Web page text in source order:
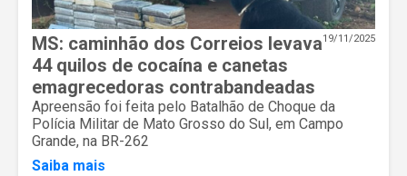
19/11/2025
MS: caminhão dos Correios levava
44 quilos de cocaína e canetas
emagrecedoras contrabandeadas
Apreensão foi feita pelo Batalhão de Choque da
Polícia Militar de Mato Grosso do Sul, em Campo
Grande, na BR-262
Saiba mais